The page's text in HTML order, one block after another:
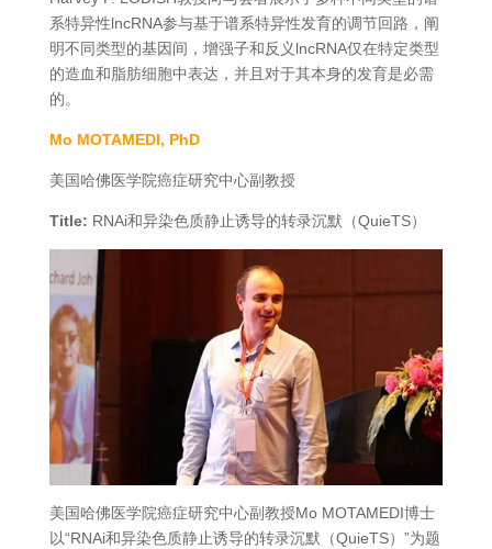
系特异性lncRNA参与基于谱系特异性发育的调节回路，阐
明不同类型的基因间，增强子和反义lncRNA仅在特定类型
的造血和脂肪细胞中表达，并且对于其本身的发育是必需
的。
Mo MOTAMEDI, PhD
美国哈佛医学院癌症研究中心副教授
Title: RNAi和异染色质静止诱导的转录沉默（QuieTS）
美国哈佛医学院癌症研究中心副教授Mo MOTAMEDI博士
以“RNAi和异染色质静止诱导的转录沉默（QuieTS）”为题